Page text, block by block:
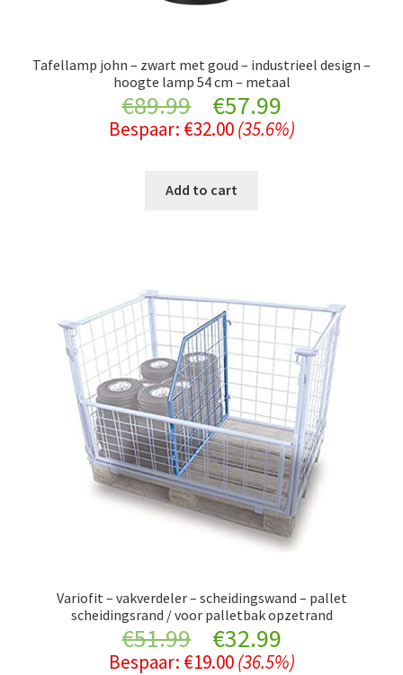
Tafellamp john – zwart met goud – industrieel design –
hoogte lamp 54 cm – metaal
€89.99
Original
price
was:
€57.99Current
price
Bespaar: €32.00 (35.6%)
Add to cart
Variofit – vakverdeler – scheidingswand – pallet
scheidingsrand / voor palletbak opzetrand
€51.99
Original
€32.99Current
Bespaar: €19.00 (36.5%)